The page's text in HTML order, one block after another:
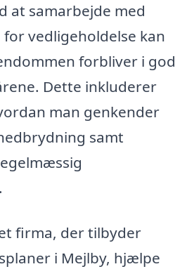
at samarbejde med
vedligeholdelse kan
forbliver i god
Dette inkluderer
man genkender
samt
firma, der tilbyder
i Mejlby, hjælpe